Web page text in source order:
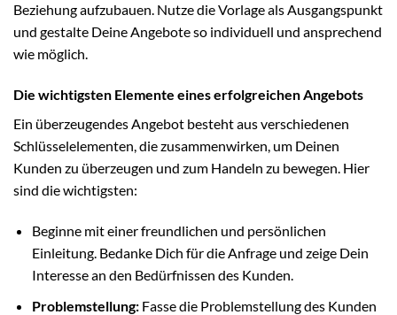
Beziehung aufzubauen. Nutze die Vorlage als Ausgangspunkt
und gestalte Deine Angebote so individuell und ansprechend
wie möglich.
Die wichtigsten Elemente eines erfolgreichen Angebots
Ein überzeugendes Angebot besteht aus verschiedenen
Schlüsselelementen, die zusammenwirken, um Deinen
Kunden zu überzeugen und zum Handeln zu bewegen. Hier
sind die wichtigsten:
Beginne mit einer freundlichen und persönlichen
Einleitung. Bedanke Dich für die Anfrage und zeige Dein
Interesse an den Bedürfnissen des Kunden.
Problemstellung:Fasse die Problemstellung des Kunden